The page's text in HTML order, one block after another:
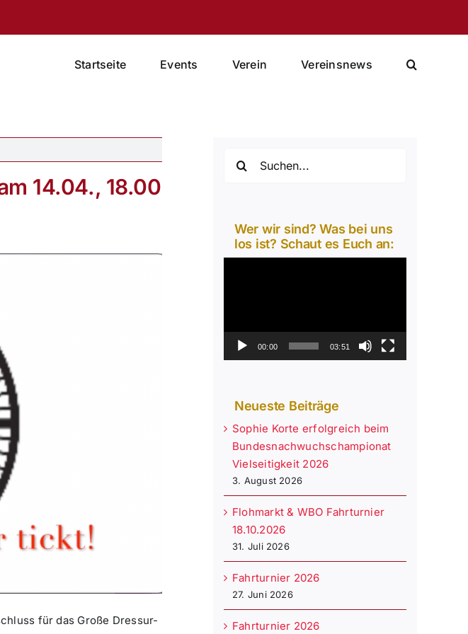
Startseite Events Verein Vereinsnews
14.04., 18.00
für das Große Dressur-
nach:
Wer wir sind? Was bei uns
los ist? Schaut es Euch an:
00:00 03:51
Neueste Beiträge
Sophie Korte erfolgreich beim
Bundesnachwuchschampionat
Vielseitigkeit 2026
3. August 2026
Flohmarkt & WBO Fahrturnier
18.10.2026
31. Juli 2026
Fahrturnier 2026
27. Juni 2026
Fahrturnier 2026